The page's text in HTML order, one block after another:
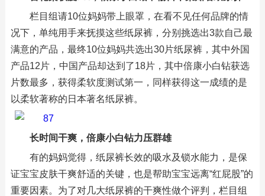
栏目组请10位妈妈带上眼罩，在看不见任何品牌的情
况下，单纯用手来抚摸这些纸尿裤，分别挑选出3款自己最
满意的产品，最终10位妈妈共选出30片纸尿裤，其中外国
产品12片，中国产品却达到了18片，其中倍康小白钻获选
片数最多，获得柔软度测试第一，同样获得这一成绩的是
以柔软著称的日本著名纸尿裤。
长时间干爽，倍康小白钻力压群雄
有的妈妈觉得，纸尿裤长效的吸水及锁水能力，是保
证宝宝皮肤干爽舒适的关键，也是帮助宝宝远离“红屁股”的
重要因素。为了对几大纸尿裤的干爽性做个评判，栏目组